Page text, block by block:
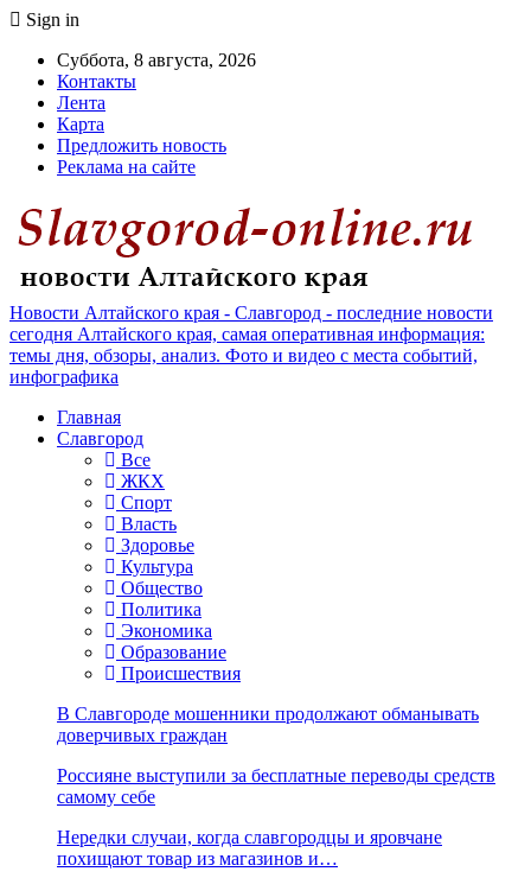
Sign in
Суббота, 8 августа, 2026
Контакты
Лента
Карта
Предложить новость
Реклама на сайте
Новости Алтайского края - Славгород - последние новости
сегодня Алтайского края, самая оперативная информация:
темы дня, обзоры, анализ. Фото и видео с места событий,
инфографика
Главная
Славгород
Все
ЖКХ
Спорт
Власть
Здоровье
Культура
Общество
Политика
Экономика
Образование
Происшествия
В Славгороде мошенники продолжают обманывать
доверчивых граждан
Россияне выступили за бесплатные переводы средств
самому себе
Нередки случаи, когда славгородцы и яровчане
похищают товар из магазинов и…